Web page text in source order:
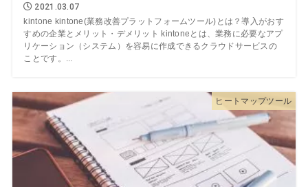
2021.03.07
kintone kintone(業務改善プラットフォームツール)とは？導入がおす
すめの企業とメリット・デメリット kintoneとは、業務に必要なアプ
リケーション（システム）を容易に作成できるクラウドサービスの
ことです。...
ヒートマップツール